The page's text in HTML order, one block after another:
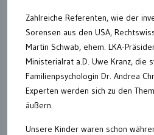
Zahlreiche Referenten, wie der
Sorensen aus den USA,
Martin Schwab, ehem. LKA-
Ministerialrat a.D. Uwe Kranz, die
Familienpsychologin Dr. Andrea
Experten werden sich zu den
äußern.
Unsere Kinder waren schon